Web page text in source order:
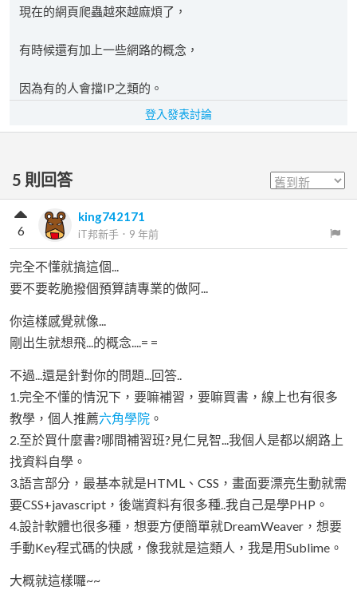
現在的網頁爬蟲越來越麻煩了，
有時候還有加上一些網路的概念，
因為有的人會擋IP之類的。
登入發表討論
5 則回答
king742171
iT邦新手 ． 9 年前
6
完全不懂就搞這個...
要不要乾脆撥個預算請專業的做阿...
你這樣感覺就像...
剛出生就想飛...的概念....= =
不過...還是針對你的問題...回答..
1.完全不懂的情況下，要嘛補習，要嘛買書，線上也有很多
教學，個人推薦六角學院 。
2.至於買什麼書?哪間補習班?見仁見智...我個人是都以網路上
找資料自學。
3.語言部分，最基本就是HTML、CSS，畫面要漂亮生動就需
要CSS+javascript，後端資料有很多種..我自己是學PHP。
4.設計軟體也很多種，想要方便簡單就DreamWeaver，想要
手動Key程式碼的快感，像我就是這類人，我是用Sublime。
大概就這樣囉~~